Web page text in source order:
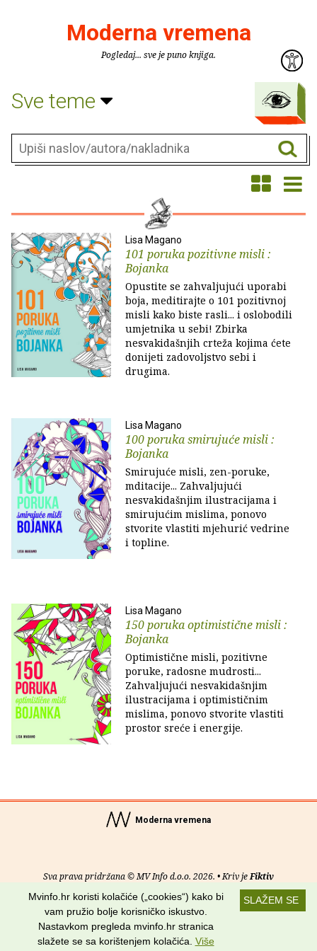
Moderna vremena
Pogledaj... sve je puno knjiga.
Sve teme
Lisa Magano
101 poruka pozitivne misli :
Bojanka
Opustite se zahvaljujući uporabi
boja, meditirajte o 101 pozitivnoj
misli kako biste rasli... i oslobodili
umjetnika u sebi! Zbirka
nesvakidašnjih crteža kojima ćete
donijeti zadovoljstvo sebi i
drugima.
Lisa Magano
100 poruka smirujuće misli :
Bojanka
Smirujuće misli, zen-poruke,
mditacije... Zahvaljujući
nesvakidašnjim ilustracijama i
smirujućim mislima, ponovo
stvorite vlastiti mjehurić vedrine
i topline.
Lisa Magano
150 poruka optimistične misli :
Bojanka
Optimistične misli, pozitivne
poruke, radosne mudrosti...
Zahvaljujući nesvakidašnjim
ilustracijama i optimističnim
mislima, ponovo stvorite vlastiti
prostor sreće i energije.
Moderna vremena
Sva prava pridržana © MV Info d.o.o. 2026. • Kriv jeFiktiv
Uvjeti korištenja RSS kanali
Potraži nas na:
SLAŽEM SE
Mvinfo.hr koristi kolačiće („cookies“) kako bi
vam pružio bolje korisničko iskustvo.
Nastavkom pregleda mvinfo.hr stranica
slažete se sa korištenjem kolačića. Više